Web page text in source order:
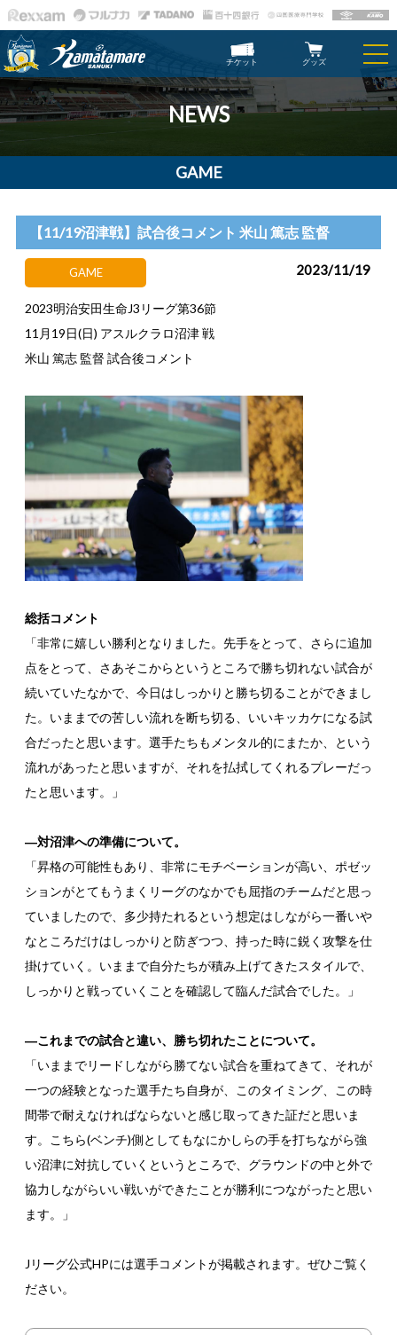
チケット グッズ
NEWS
GAME
【11/19沼津戦】試合後コメント 米山 篤志 監督
GAME 2023/11/19
2023明治安田生命J3リーグ第36節
11月19日(日) アスルクラロ沼津 戦
米山 篤志 監督 試合後コメント
総括コメント
「非常に嬉しい勝利となりました。先手をとって、さらに追加
点をとって、さあそこからというところで勝ち切れない試合が
続いていたなかで、今日はしっかりと勝ち切ることができまし
た。いままでの苦しい流れを断ち切る、いいキッカケになる試
合だったと思います。選手たちもメンタル的にまたか、という
流れがあったと思いますが、それを払拭してくれるプレーだっ
たと思います。」
―対沼津への準備について。
「昇格の可能性もあり、非常にモチベーションが高い、ポゼッ
ションがとてもうまくリーグのなかでも屈指のチームだと思っ
ていましたので、多少持たれるという想定はしながら一番いや
なところだけはしっかりと防ぎつつ、持った時に鋭く攻撃を仕
掛けていく。いままで自分たちが積み上げてきたスタイルで、
しっかりと戦っていくことを確認して臨んだ試合でした。」
―これまでの試合と違い、勝ち切れたことについて。
「いままでリードしながら勝てない試合を重ねてきて、それが
一つの経験となった選手たち自身が、このタイミング、この時
間帯で耐えなければならないと感じ取ってきた証だと思いま
す。こちら(ベンチ)側としてもなにかしらの手を打ちながら強
い沼津に対抗していくというところで、グラウンドの中と外で
協力しながらいい戦いができたことが勝利につながったと思い
ます。」
Jリーグ公式HPには選手コメントが掲載されます。ぜひご覧く
ださい。